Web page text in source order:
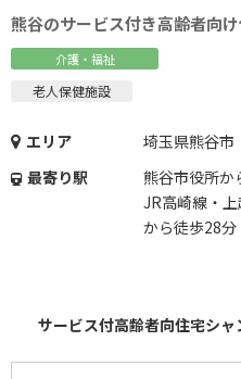
熊谷のサービス付き高齢者向
介護・福祉
老人保健施設
エリア
埼玉県熊谷市
最寄り駅
熊谷市役所か
JR高崎線・
から徒歩28
サービス付高齢者向住宅シ